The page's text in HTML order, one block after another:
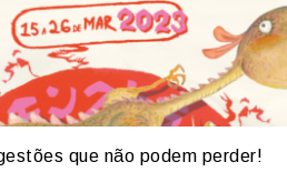
que não podem perder!